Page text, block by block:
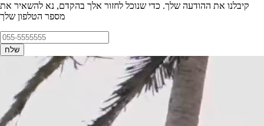
קיבלנו את ההודעה שלך. כדי שנוכל לחזור אלך בהקדם, נא להשאיר את
מספר הטלפון שלך
שלח